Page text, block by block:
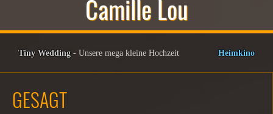
Camille Lou
Tiny Wedding - Unsere mega kleine Hochzeit Heimkino
GESAGT